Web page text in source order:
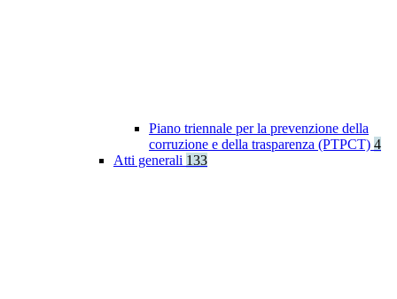
Piano triennale per la prevenzione della
corruzione e della trasparenza (PTPCT) 4
Atti generali 133